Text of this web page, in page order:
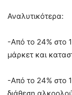
Αναλυτικότερα:
-Από το 24% στο
μάρκετ και
-Από το 24% στο
διάθεση